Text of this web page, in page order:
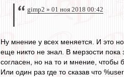
gimp2 » 01 ноя 2018 00:42
Ну мнение у всех меняется. И это
еще никто не знал. В мерзости
согласен, но на то и мнение, чтобы
Или один раз где то сказав что